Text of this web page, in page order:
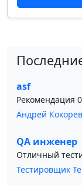
asf
Рекомендация
Андрей Кокорев
QA инженер
Отличный
Тестировщик